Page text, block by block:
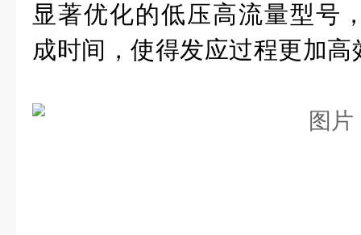
显著优化的低压高流量型号
成时间，使得发应过程更加